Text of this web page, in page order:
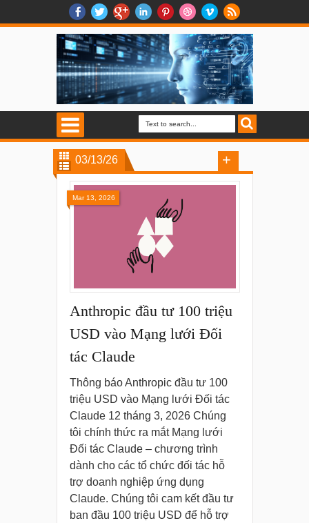
03/13/26
Anthropic đầu tư 100 triệu
USD vào Mạng lưới Đối
tác Claude
Thông báo Anthropic đầu tư 100
triệu USD vào Mạng lưới Đối tác
Claude 12 tháng 3, 2026 Chúng
tôi chính thức ra mắt Mạng lưới
Đối tác Claude – chương trình
dành cho các tổ chức đối tác hỗ
trợ doanh nghiệp ứng dụng
Claude. Chúng tôi cam kết đầu tư
ban đầu 100 triệu USD để hỗ trợ
Mar 13, 2026